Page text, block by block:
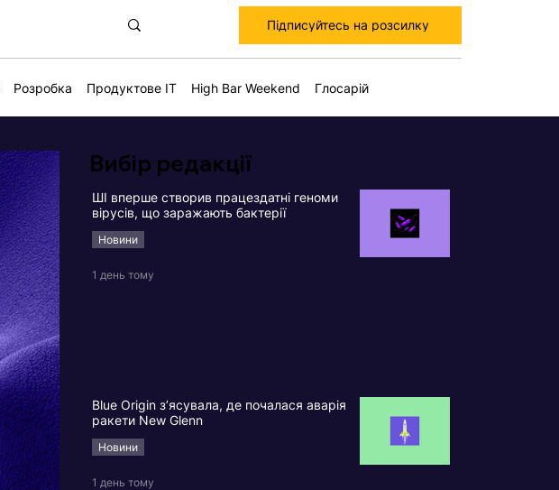
Підписуйтесь на розсилку
Розробка Продуктове IT High Bar Weekend Глосарій
Вибір редакції
ШІ вперше створив працездатні геноми
вірусів, що заражають бактерії
Новини
1 день тому
Blue Origin з’ясувала, де почалася аварія
ракети New Glenn
Новини
1 день тому